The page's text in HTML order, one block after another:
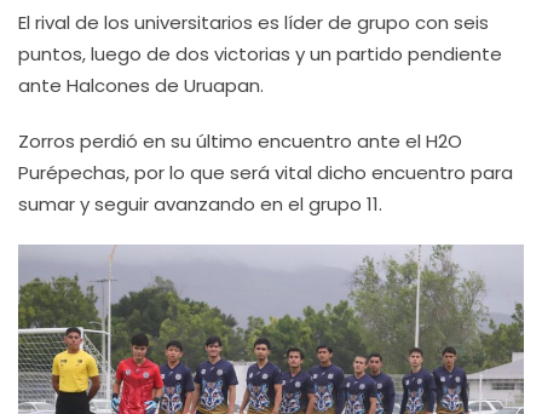
El rival de los universitarios es líder de grupo con seis
puntos, luego de dos victorias y un partido pendiente
ante Halcones de Uruapan.
Zorros perdió en su último encuentro ante el H2O
Purépechas, por lo que será vital dicho encuentro para
sumar y seguir avanzando en el grupo 11.